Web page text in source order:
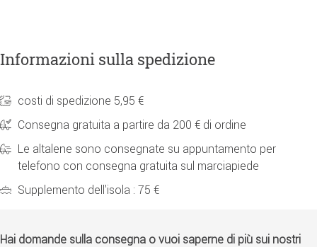
Informazioni sulla spedizione
costi di spedizione 5,95 €
Consegna gratuita a partire da 200 € di ordine
Le altalene sono consegnate su appuntamento per
telefono con consegna gratuita sul marciapiede
Supplemento dell'isola : 75 €
Hai domande sulla consegna o vuoi saperne di più sui nostri